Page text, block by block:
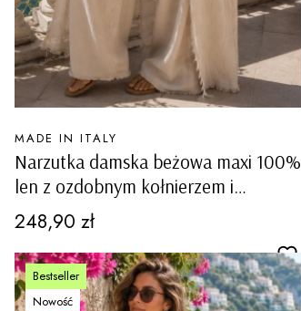
Narzutka damska beżowa maxi 100%
len z ozdobnym kołnierzem i
kieszeniami Nucetto
PRODUCENT
MADE IN ITALY
Cena
248,90 zł
Bestseller
Nowość